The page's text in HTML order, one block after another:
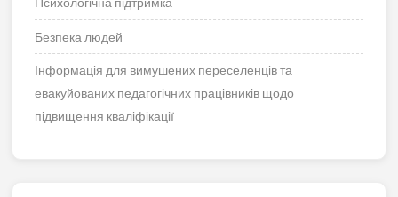
Безпека людей
Інформація для вимушених переселенців та
евакуйованих педагогічних працівників щодо
підвищення кваліфікації